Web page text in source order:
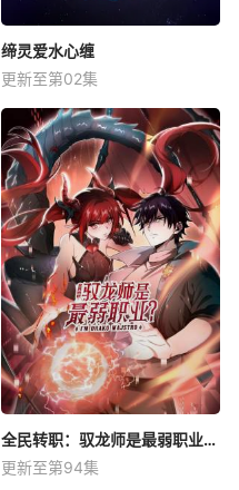
缔灵爱水心缠
更新至第02集
全民转职：驭龙师是最弱职业？动态漫
更新至第94集